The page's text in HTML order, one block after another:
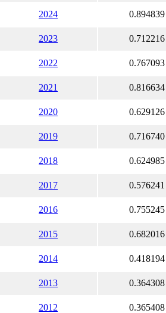
2024 0.894839
2023 0.712216
2022 0.767093
2021 0.816634
2020 0.629126
2019 0.716740
2018 0.624985
2017 0.576241
2016 0.755245
2015 0.682016
2014 0.418194
2013 0.364308
2012 0.365408